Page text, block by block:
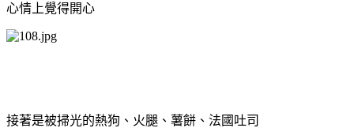
心情上覺得開心
接著是被掃光的熱狗、火腿、薯餅、法國吐司